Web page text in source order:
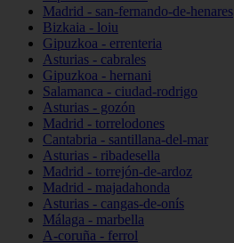
Madrid - san-fernando-de-henares
Bizkaia - loiu
Gipuzkoa - errenteria
Asturias - cabrales
Gipuzkoa - hernani
Salamanca - ciudad-rodrigo
Asturias - gozón
Madrid - torrelodones
Cantabria - santillana-del-mar
Asturias - ribadesella
Madrid - torrejón-de-ardoz
Madrid - majadahonda
Asturias - cangas-de-onís
Málaga - marbella
A-coruña - ferrol